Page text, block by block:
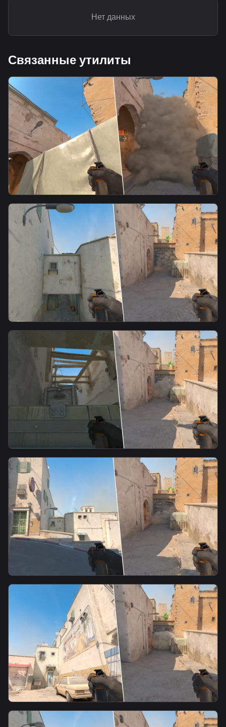
Нет данных
Связанные утилиты
smoke
Xbox to mid door waterfall smoke
Mid Doors Smoke From T Spawn2
smoke
Mid Doors From Suicide
Mid Doors Smoke From T Spawn1
smoke